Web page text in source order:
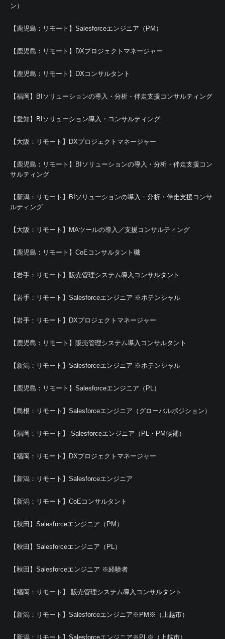
ン）
【鹿児島：リモート】Salesforceエンジニア（PM）
【鹿児島：リモート】DXプロジェクトマネージャー
【鹿児島：リモート】DXコンサルタント
【福岡】BIソリューションの導入・分析・伴走支援コンサルティング
【愛知】BIソリューション導入・コンサルティング
【大阪：リモート】DXプロジェクトマネージャー
【鹿児島：リモート】BIソリューションの導入・分析・伴走支援コン
サルティング
【新潟：リモート】BIソリューションの導入・分析・伴走支援コンサ
ルティング
【大阪：リモート】MAツールの導入／支援コンサルティング
【鹿児島：リモート】CoEコンサルタント職
【岩手：リモート】販売管理システム導入コンサルタント
【岩手：リモート】Salesforceエンジニア ※ポテンシャル
【岩手：リモート】DXプロジェクトマネージャー
【鹿児島：リモート】販売管理システム導入コンサルタント
【新潟：リモート】Salesforceエンジニア ※ポテンシャル
【鹿児島：リモート】Salesforceエンジニア（PL）
【島根：リモート】Salesforceエンジニア（グローバルポジション）
【福岡：リモート】 Salesforceエンジニア（PL・PM候補）
【福岡：リモート】DXプロジェクトマネージャー
【新潟：リモート】Salesforceエンジニア
【新潟：リモート】CoEコンサルタント
【秋田】Salesforceエンジニア（PM）
【秋田】Salesforceエンジニア（PL）
【秋田】Salesforceエンジニア ※経験者
【福岡：リモート】 販売管理システム導入コンサルタント
【新潟：リモート】Salesforceエンジニア※PM※（上越市）
【新潟：リモート】Salesforceエンジニア※PL※（上越市）